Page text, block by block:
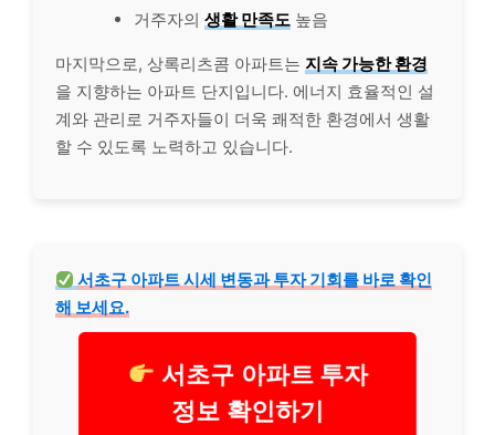
거주자의 생활 만족도 높음
마지막으로, 상록리츠콤 아파트는 지속 가능한 환경
을 지향하는 아파트 단지입니다. 에너지 효율적인 설
계와 관리로 거주자들이 더욱 쾌적한 환경에서 생활
할 수 있도록 노력하고 있습니다.
서초구 아파트 시세 변동과 투자 기회를 바로 확인
해 보세요.
서초구 아파트 투자
정보 확인하기